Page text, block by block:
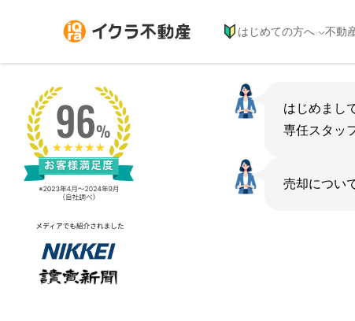
はじめての方へ 不動
はじめまし
専任スタッ
売却につい